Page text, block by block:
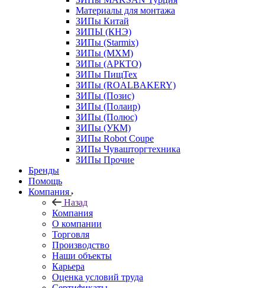
Материалы для монтажа
ЗИПы Китай
ЗИПЫ (КНЭ)
ЗИПы (Starmix)
ЗИПы (МХМ)
ЗИПы (АРКТО)
ЗИПы ПищТех
ЗИПы (ROALBAKERY)
ЗИПы (Позис)
ЗИПы (Полаир)
ЗИПы (Полюс)
ЗИПы (УКМ)
ЗИПы Robot Coupe
ЗИПы Чувашторгтехника
ЗИПы Прочие
Бренды
Помощь
Компания
Назад
Компания
О компании
Торговля
Производство
Наши объекты
Карьера
Оценка условий труда